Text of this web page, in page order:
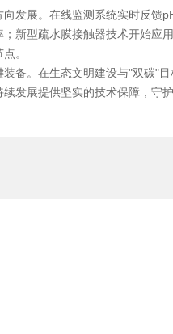
展。在线监测系统实时反馈
新型疏水膜接触器技术开始应
。
。在生态文明建设与"双碳"目
发展提供坚实的技术保障，守